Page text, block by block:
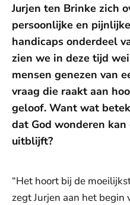
Jurjen ten Brinke zich
persoonlijke en
handicaps onderdeel
zien we in deze tijd
mensen genezen van
vraag die raakt aan
geloof. Want wat
dat God wonderen
uitblijft?
“Het hoort bij de
zegt Jurjen aan het begin